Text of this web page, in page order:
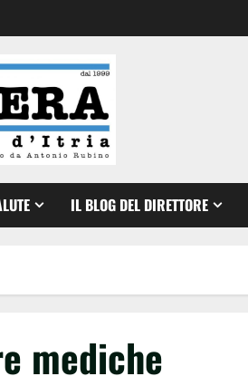
IL BLOG DEL DIRETTORE
mediche